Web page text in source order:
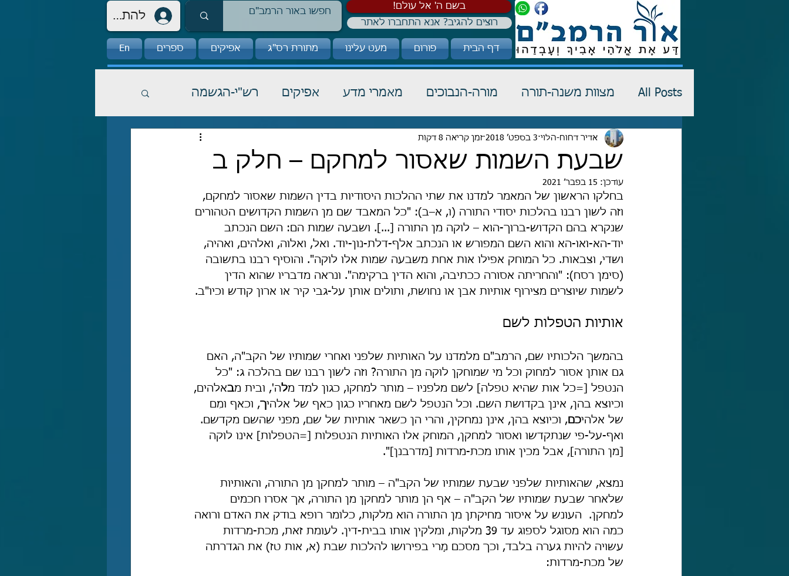
להתחברות
!בשם ה' אל עולם
רוצים להגיב? אנא התחברו לאתר
דף הבית פורום מעט עלינו מתורת רס"ג אפיקים ספרים En
All Posts מצוות משנה-תורה מורה-הנבוכים מאמרי מדע אפיקים רש"י-הגשמה
רש"י-שדים כתבי הגנה כבוד תורה הלכה
שבעת השמות שאסור למחקם – חלק ב
אדיר דחוח-הלוי 3 בספט׳ 2018 זמן קריאה 8 דקות
עודכן: 15 בפבר׳ 2021
בחלקו הראשון של המאמר למדנו את שתי ההלכות היסודיות בדין השמות שאסור למחקם,
וזה לשון רבנו בהלכות יסודי התורה (ו, א–ב): "כל המאבד שם מן השמות הקדושים הטהורים
שנקרא בהם הקדוש-ברוך-הוא – לוקה מן התורה [...]. ושבעה שמות הם: השם הנכתב
יוד-הא-ואו-הא והוא השם המפורש או הנכתב אלף-דלת-נון-יוד. ואל, ואלוה, ואלהים, ואהיה,
ושדי, וצבאות. כל המוחק אפילו אות אחת משבעה שמות אלו לוקה". והוסיף רבנו בתשובה
(סימן רסח): "והחריתה אסורה ככתיבה, והוא הדין ברקימה". ונראה מדבריו שהוא הדין
לשמות שיוצרים מצירוף אותיות אבן או נחושת, ותולים אותן על-גבי קיר או ארון קודש וכיו"ב.
אותיות הטפלות לשם
בהמשך הלכותיו שם, הרמב"ם מלמדנו על האותיות שלפני ואחרי שמותיו של הקב"ה, האם
גם אותן אסור למחוק וכל מי שמוחקן לוקה מן התורה? וזה לשון רבנו שם בהלכה ג: "כל
הנטפל [=כל אות שהיא טפלה] לשם מלפניו – מותר למחקו, כגון למד מלה', ובית מבאלהים,
וכיוצא בהן, אינן בקדושת השם. וכל הנטפל לשם מאחריו כגון כאף של אלהיך, וכאף ומִם
של אלהיכם, וכיוצא בהן, אינן נמחקין, והרי הן כשאר אותיות של שם, מפני שהשם מקדשם.
ואף-על-פי שנתקדשו ואסור למחקן, המוחק אלו האותיות הנטפלות [=הטפלות] אינו לוקה
[מן התורה], אבל מכין אותו מכת-מרדות [מדרבנן]".
נמצא, שהאותיות שלפני שבעת שמותיו של הקב"ה – מותר למחקן מן התורה, והאותיות
שלאחר שבעת שמותיו של הקב"ה – אף הן מותר למחקן מן התורה, אך אסרו חכמים
למחקן.  העונש על איסור מחיקתן מן התורה הוא מלקות, כלומר רופא בודק את האדם ורואה
כמה הוא מסוגל לספוג עד 39 מלקות, ומלקין אותו בבית-דין. לעומת זאת, מכת-מרדות
עשויה להיות גערה בלבד, וכך מסכם מָרי בפירושו להלכות שבת (א, אות טז) את הגדרתה
של מכת-מרדות: